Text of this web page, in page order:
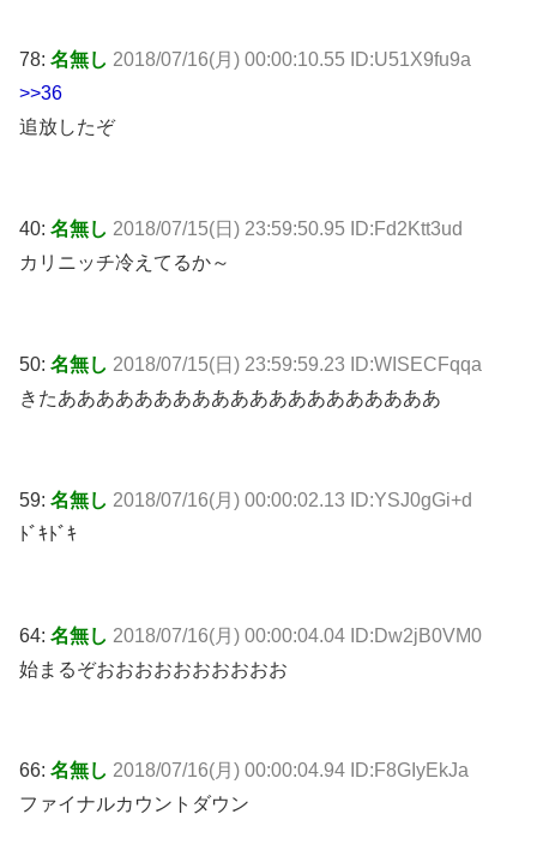
78: 名無し 2018/07/16(月) 00:00:10.55 ID:U51X9fu9a
>>36
追放したぞ
40: 名無し 2018/07/15(日) 23:59:50.95 ID:Fd2Ktt3ud
カリニッチ冷えてるか～
50: 名無し 2018/07/15(日) 23:59:59.23 ID:WISECFqqa
きたああああああああああああああああああああ
59: 名無し 2018/07/16(月) 00:00:02.13 ID:YSJ0gGi+d
ﾄﾞｷﾄﾞｷ
64: 名無し 2018/07/16(月) 00:00:04.04 ID:Dw2jB0VM0
始まるぞおおおおおおおおおお
66: 名無し 2018/07/16(月) 00:00:04.94 ID:F8GIyEkJa
ファイナルカウントダウン